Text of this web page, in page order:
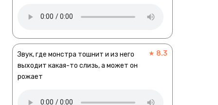
Звук, где монстра тошнит и из него
выходит какая-то слизь, а может он
рожает
★ 8.3